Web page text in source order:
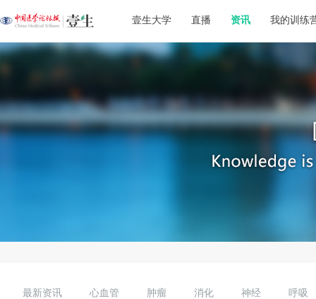
壹生大学 直播 资讯 我的训练
最新资讯 心血管 肿瘤 消化 神经 呼吸